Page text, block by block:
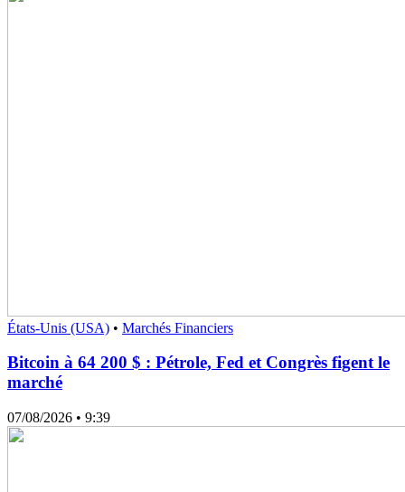
États-Unis (USA) • Marchés Financiers
Bitcoin à 64 200 $ : Pétrole, Fed et Congrès figent le
marché
07/08/2026 • 9:39